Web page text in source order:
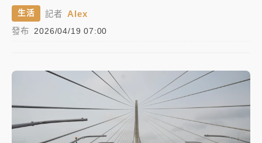
女律師陳昱瑄詐慈濟10億！黃金158kg遭查扣畫面曝光
駁 理由曝光
故宮《龍藏經》特展第2檔！今線上預約開賣一度塞車
周六起展出延長至晚上7時
台東農業處長涉圖利渡假村！東檢抗告成功 今重開羈
生活 記者 Alex
發布 2026/04/19 07:00